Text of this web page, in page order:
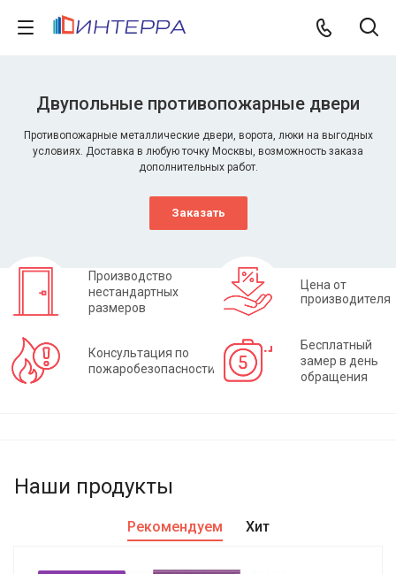
Двупольные противопожарные двери
Противопожарные металлические двери, ворота, люки на выгодных
условиях. Доставка в любую точку Москвы, возможность заказа
дополнительных работ.
Заказать
Производство
нестандартных
размеров
Цена от
производителя
Консультация по
пожаробезопасности
Бесплатный
замер в день
обращения
Наши продукты
Рекомендуем Хит